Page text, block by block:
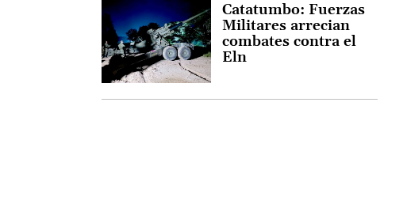
Catatumbo: Fuerzas
Militares arrecian
combates contra el
Eln